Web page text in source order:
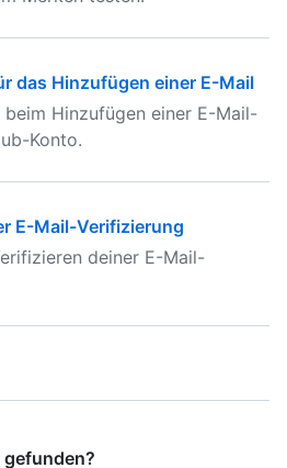
das Hinzufügen einer E-Mail
beim Hinzufügen einer E-Mail-
Konto.
E-Mail-Verifizierung
deiner E-Mail-
gefunden?